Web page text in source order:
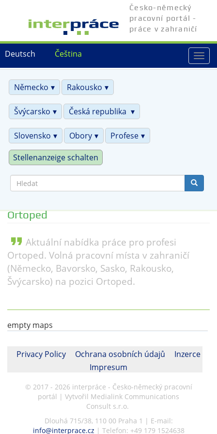
hlavnímu
Čeština
Deutsch
Česko-německý
pracovní portál -
práce v zahraničí
Německo
Rakousko
Švýcarsko Česká republika
Slovensko Obory Profese
Stellenanzeige schalten
Ortoped
format_quote Aktuální nabídka práce pro profesi
Ortoped. Volná pracovní místa v zahraničí
(Německo, Bavorsko, Sasko, Rakousko,
Švýcarsko) na pozici Ortoped.
empty maps
Privacy Policy Ochrana osobních údajů
Inzerce
Impresum
© 2017 - 2026 interpráce - Česko-německý pracovní
portál | Vytvořil Medialink Communications
Consult s.r.o.
Dlouhá 715/38, 110 00 Praha 1 | E-mail:
info@interprace.cz | Telefon: +49 179 1524638